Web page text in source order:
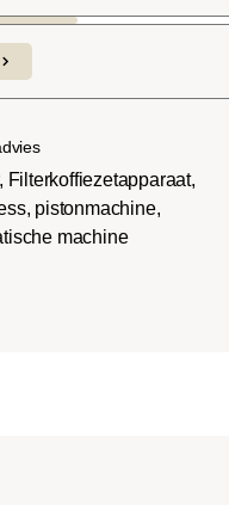
Koffiebonen bevatten,
van verschillende
herkomst en vooral het
Filterkoffiezetapparaat,
pistonmachine,
machine